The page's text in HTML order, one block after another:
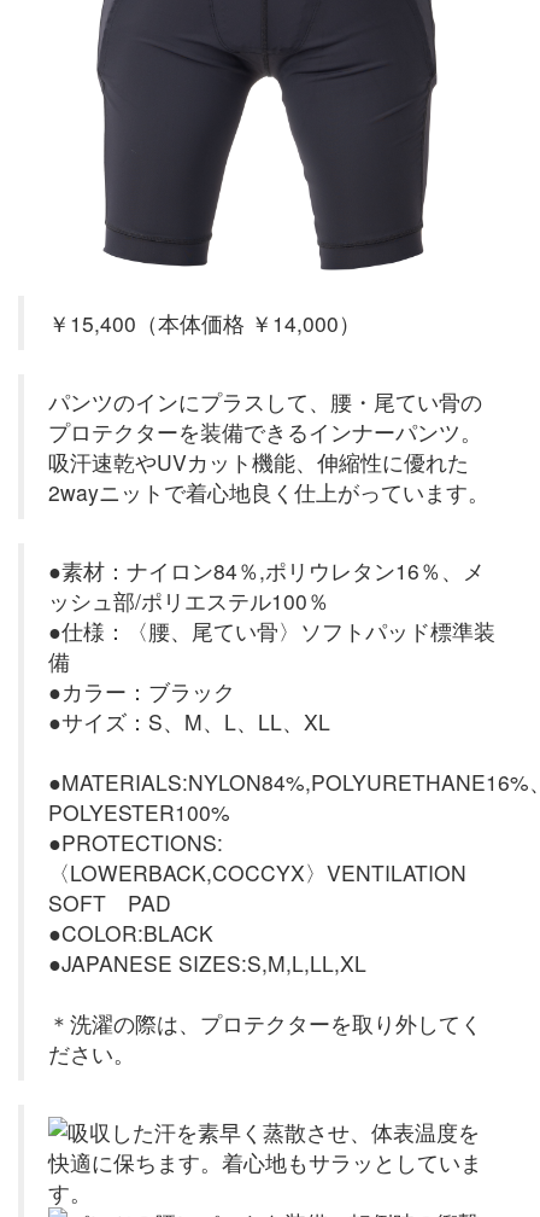
￥15,400（本体価格 ￥14,000）
パンツのインにプラスして、腰・尾てい骨の
プロテクターを装備できるインナーパンツ。
吸汗速乾やUVカット機能、伸縮性に優れた
2wayニットで着心地良く仕上がっています。
●素材：ナイロン84％,ポリウレタン16％、メ
ッシュ部/ポリエステル100％
●仕様：〈腰、尾てい骨〉ソフトパッド標準装
備
●カラー：ブラック
●サイズ：S、M、L、LL、XL
●MATERIALS:NYLON84%,POLYURETHANE16%
POLYESTER100%
●PROTECTIONS:
〈LOWERBACK,COCCYX〉VENTILATION
SOFT PAD
●COLOR:BLACK
●JAPANESE SIZES:S,M,L,LL,XL
＊洗濯の際は、プロテクターを取り外してく
ださい。